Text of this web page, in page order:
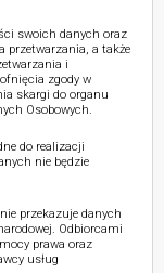
swoich danych oraz
przetwarzania, a także
i
zgody w
skargi do organu
Osobowych.
do realizacji
nie będzie
przekazuje danych
Odbiorcami
prawa oraz
usług